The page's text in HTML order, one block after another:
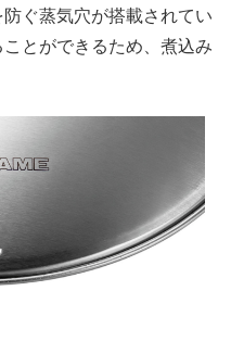
ぐ蒸気穴が搭載されてい
とができるため、煮込み